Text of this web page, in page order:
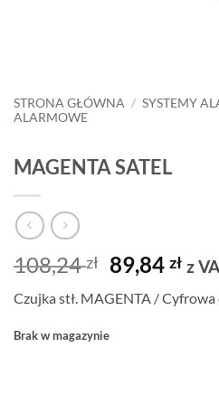
STRONA GŁÓWNA / SYSTEMY
ALARMOWE
MAGENTA SATEL
108,24zł Pierwotna
cena
wynosiła:
108,24 zł.
89,84zł z
Czujka stł. MAGENTA / Cyfrowa
Brak w magazynie